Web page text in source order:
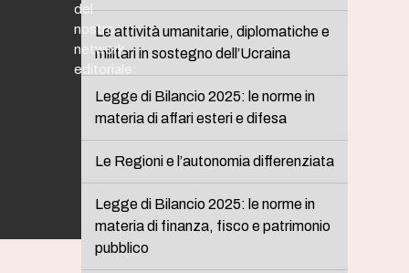
Le attività umanitarie, diplomatiche e
militari in sostegno dell’Ucraina
Legge di Bilancio 2025: le norme in
materia di affari esteri e difesa
Le Regioni e l’autonomia differenziata
Legge di Bilancio 2025: le norme in
materia di finanza, fisco e patrimonio
pubblico
del
nostro
network
editoriale: